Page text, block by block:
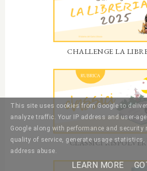
CHALLENGE LA
CLASSICI
This site uses cookies from Google to
analyze traffic. Your IP address and user-
Google along with performance and security
quality of service, generate usage statistics,
address abuse.
LEARN MORE